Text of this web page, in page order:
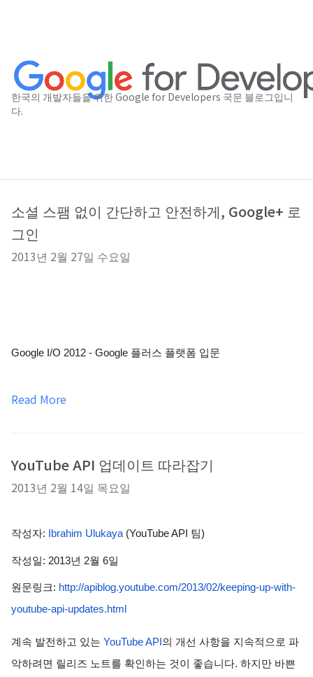
한국의 개발자들을 위한 Google for Developers 국문 블로그입니
다.
소셜 스팸 없이 간단하고 안전하게, Google+ 로
그인
2013년 2월 27일 수요일
Google I/O 2012 - Google 플러스 플랫폼 입문
Read More
YouTube API 업데이트 따라잡기
2013년 2월 14일 목요일
작성자: Ibrahim Ulukaya (YouTube API 팀)
작성일: 2013년 2월 6일
원문링크: http://apiblog.youtube.com/2013/02/keeping-up-with-
youtube-api-updates.html
계속 발전하고 있는 YouTube API의 개선 사항을 지속적으로 파
악하려면 릴리즈 노트를 확인하는 것이 좋습니다. 하지만 바쁜